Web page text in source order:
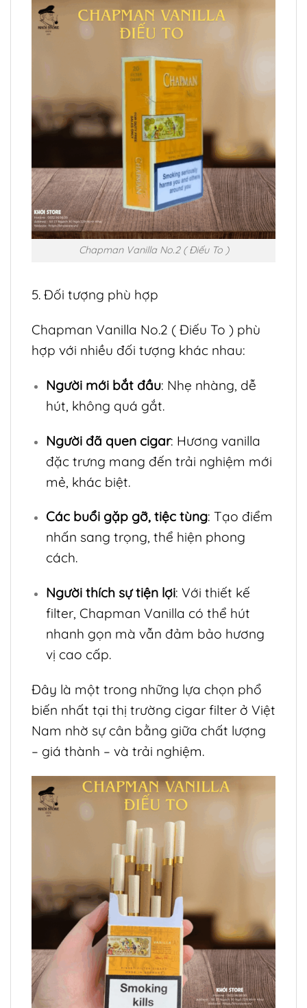
Chapman Vanilla No.2 ( Điếu To )
5. Đối tượng phù hợp
Chapman Vanilla No.2 ( Điếu To ) phù
hợp với nhiều đối tượng khác nhau:
Người mới bắt đầu: Nhẹ nhàng, dễ
hút, không quá gắt.
Người đã quen cigar: Hương vanilla
đặc trưng mang đến trải nghiệm mới
mẻ, khác biệt.
Các buổi gặp gỡ, tiệc tùng: Tạo điểm
nhấn sang trọng, thể hiện phong
cách.
Người thích sự tiện lợi: Với thiết kế
filter, Chapman Vanilla có thể hút
nhanh gọn mà vẫn đảm bảo hương
vị cao cấp.
Đây là một trong những lựa chọn phổ
biến nhất tại thị trường cigar filter ở Việt
Nam nhờ sự cân bằng giữa chất lượng
– giá thành – và trải nghiệm.